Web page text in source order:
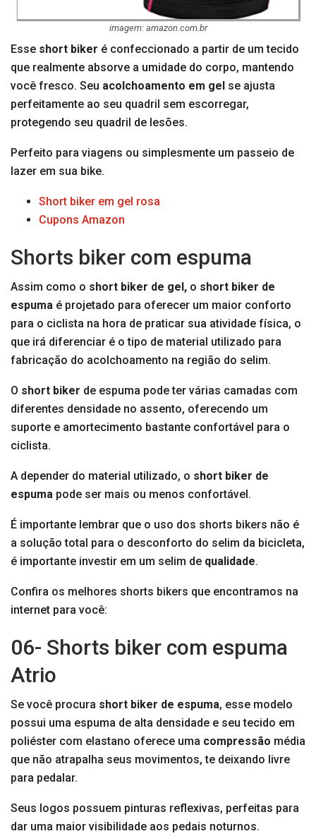
imagem: amazon.com.br
Esse short biker é confeccionado a partir de um tecido
que realmente absorve a umidade do corpo, mantendo
você fresco. Seu acolchoamento em gel se ajusta
perfeitamente ao seu quadril sem escorregar,
protegendo seu quadril de lesões.
Perfeito para viagens ou simplesmente um passeio de
lazer em sua bike.
Short biker em gel rosa
Cupons Amazon
Shorts biker com espuma
Assim como o short biker de gel, o short biker de
espuma é projetado para oferecer um maior conforto
para o ciclista na hora de praticar sua atividade física, o
que irá diferenciar é o tipo de material utilizado para
fabricação do acolchoamento na região do selim.
O short biker de espuma pode ter várias camadas com
diferentes densidade no assento, oferecendo um
suporte e amortecimento bastante confortável para o
ciclista.
A depender do material utilizado, o short biker de
espuma pode ser mais ou menos confortável.
É importante lembrar que o uso dos shorts bikers não é
a solução total para o desconforto do selim da bicicleta,
é importante investir em um selim de qualidade.
Confira os melhores shorts bikers que encontramos na
internet para você:
06- Shorts biker com espuma
Atrio
Se você procura short biker de espuma, esse modelo
possui uma espuma de alta densidade e seu tecido em
poliéster com elastano oferece uma compressão média
que não atrapalha seus movimentos, te deixando livre
para pedalar.
Seus logos possuem pinturas reflexivas, perfeitas para
dar uma maior visibilidade aos pedais noturnos.